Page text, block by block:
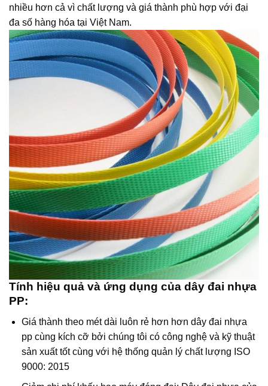
nhiều hơn cả vì chất lượng và giá thành phù hợp với đại
đa số hàng hóa tại Việt Nam.
Tính hiệu quả và ứng dụng của dây đai nhựa
PP:
Giá thành theo mét dài luôn rẻ hơn hơn dây đai nhựa
pp cùng kích cỡ bởi chúng tôi có công nghệ và kỹ thuật
sản xuất tốt cùng với hệ thống quản lý chất lượng ISO
9000: 2015